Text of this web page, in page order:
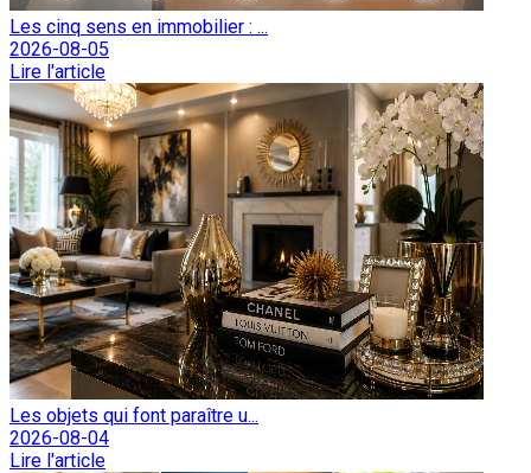
Les cinq sens en immobilier : ...
2026-08-05
Lire l'article
Les objets qui font paraître u...
2026-08-04
Lire l'article